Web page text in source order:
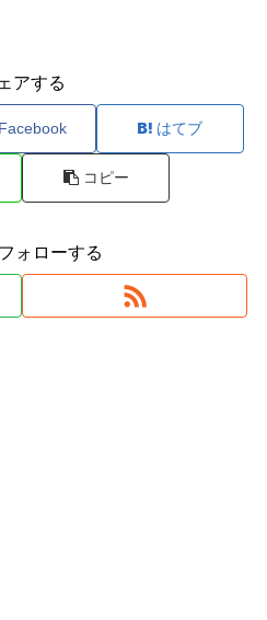
アする
Facebook はてブ
コピー
ォローする